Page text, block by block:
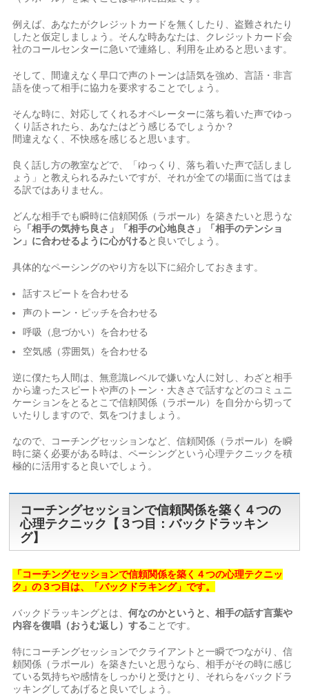
例えば、あなたがクレジットカードを無くしたり、盗難されたり
したと仮定しましょう。そんな時あなたは、クレジットカード会
社のコールセンターに急いで連絡し、利用を止めると思います。
そして、間違えなく早口で声のトーンは語気を強め、言語・非言
語を使って相手に協力を要求することでしょう。
そんな時に、対応してくれるオペレーターに落ち着いた声でゆっ
くり話されたら、あなたはどう感じるでしょうか？
間違えなく、不快感を感じると思います。
良く話し方の教室などで、「ゆっくり、落ち着いた声で話しまし
ょう」と教えられるみたいですが、それが全ての場面に当てはま
る訳ではありません。
どんな相手でも瞬時に信頼関係（ラポール）を築きたいと思うな
ら
「相手の気持ち良さ」「相手の心地良さ」「相手のテンショ
ン」に合わせるように心がけると良いでしょう。
具体的なペーシングのやり方を以下に紹介しておきます。
話すスピートを合わせる
声のトーン・ピッチを合わせる
呼吸（息づかい）を合わせる
空気感（雰囲気）を合わせる
逆に僕たち人間は、無意識レベルで嫌いな人に対し、わざと相手
から違ったスピートや声のトーン・大きさで話すなどのコミュニ
ケーションをとるとこで信頼関係（ラポール）を自分から切って
いたりしますので、気をつけましょう。
なので、コーチングセッションなど、信頼関係（ラポール）を瞬
時に築く必要がある時は、ペーシングという心理テクニックを積
極的に活用すると良いでしょう。
コーチングセッションで信頼関係を築く４つの
心理テクニック【３つ目：バックドラッキン
グ】
「コーチングセッションで信頼関係を築く４つの心理テクニッ
ク」の３つ目は、「バックドラキング」です。
バックドラッキングとは、何なのかというと、相手の話す言葉や
内容を復唱（おうむ返し）することです。
特にコーチングセッションでクライアントと一瞬でつながり、信
頼関係（ラポール）を築きたいと思うなら、相手がその時に感じ
ている気持ちや感情をしっかりと受けとり、それらをバックドラ
ッキングしてあげると良いでしょう。